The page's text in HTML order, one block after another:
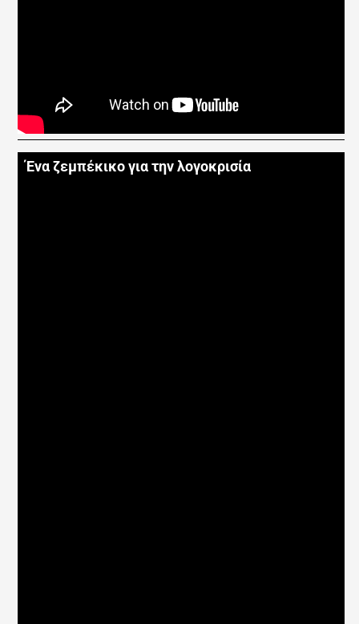
Ένα ζεμπέκικο για την λογοκρισία